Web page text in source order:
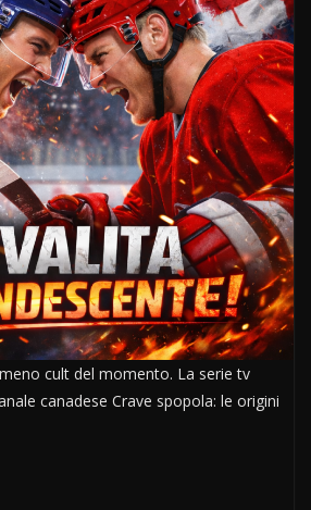
cult del momento. La serie tv
canadese Crave spopola: le origini